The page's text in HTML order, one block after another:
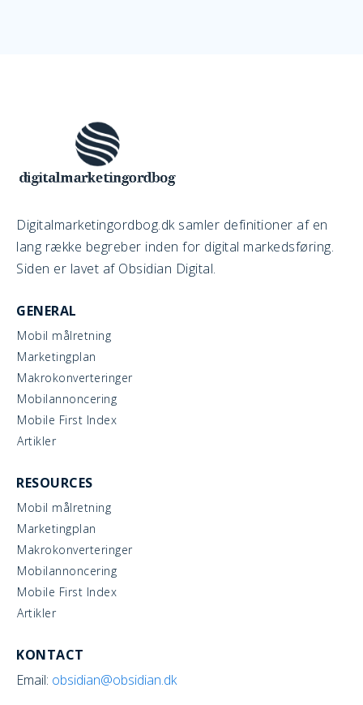
Digitalmarketingordbog.dk samler definitioner af en
lang række begreber inden for digital markedsføring.
Siden er lavet af Obsidian Digital.
GENERAL
Mobil målretning
Marketingplan
Makrokonverteringer
Mobilannoncering
Mobile First Index
Artikler
RESOURCES
Mobil målretning
Marketingplan
Makrokonverteringer
Mobilannoncering
Mobile First Index
Artikler
KONTACT
Email: obsidian@obsidian.dk